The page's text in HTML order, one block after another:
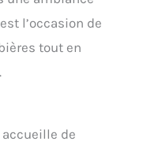
l’occasion de
tout en
accueille de